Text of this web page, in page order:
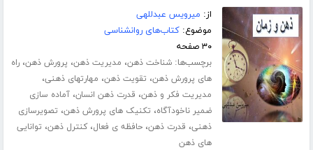
از: میرویس عبدللهی
موضوع:کتاب‌های روانشناسی
۳۰ صفحه
برچسب‌ها:شناخت ذهن، مدیریت ذهن، پرورش ذهن،راه
های پرورش ذهن، تقویت ذهن، مهارت­های ذهنی،
مدیریت فکر و ذهن، قدرت ذهن انسان،آماده سازی
ضمیر ناخودآگاه، تکنیک های پرورش ذهن، تصویرسازی
ذهنی، قدرت ذهن،حافظه ی فعال،کنترل ذهن، توانایی
های ذهن